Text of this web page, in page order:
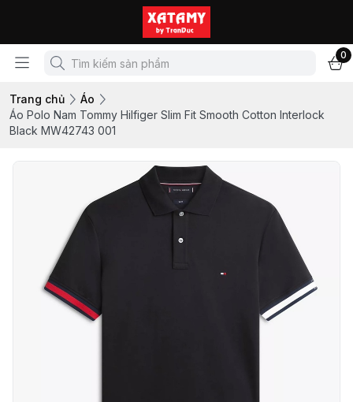
0
Trang chủ
Áo
Áo Polo Nam Tommy Hilfiger Slim Fit Smooth Cotton Interlock
Black MW42743 001